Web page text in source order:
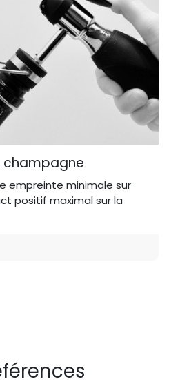
champagne
empreinte minimale sur
positif maximal sur la